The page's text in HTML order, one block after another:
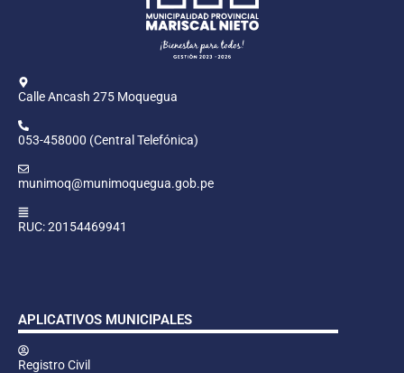
Calle Ancash 275 Moquegua
053-458000 (Central Telefónica)
munimoq@munimoquegua.gob.pe
RUC: 20154469941
APLICATIVOS MUNICIPALES
Registro Civil